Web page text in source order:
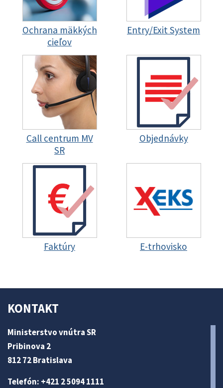
Ochrana mäkkých
cieľov
Entry/Exit System
Call centrum MV
SR
Objednávky
Faktúry E-trhovisko
KONTAKT
Ministerstvo vnútra SR
Pribinova 2
812 72 Bratislava
Telefón: +421 2 5094 1111